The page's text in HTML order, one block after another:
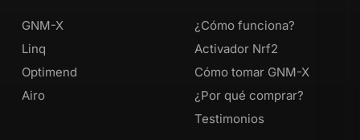
GNM-X
Linq
Optimend
Airo
¿Cómo funciona?
Activador Nrf2
Cómo tomar GNM-X
¿Por qué comprar?
Testimonios